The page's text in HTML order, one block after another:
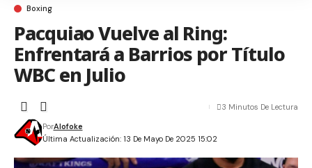
Boxing
Pacquiao Vuelve al Ring:
Enfrentará a Barrios por Título
WBC en Julio
Última Actualización: 13 De Mayo De 2025 15:02
PorAlofoke
3 Minutos De Lectura